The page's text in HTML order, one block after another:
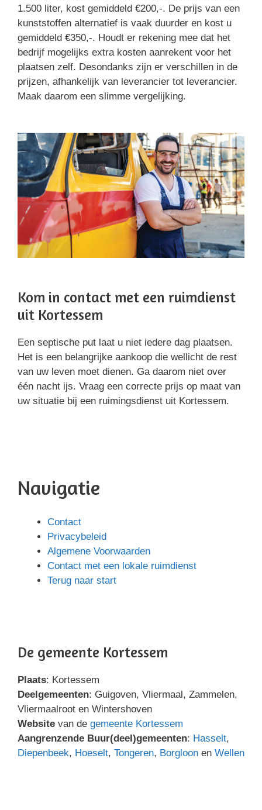
1.500 liter, kost gemiddeld €200,-. De prijs van een
kunststoffen alternatief is vaak duurder en kost u
gemiddeld €350,-. Houdt er rekening mee dat het
bedrijf mogelijks extra kosten aanrekent voor het
plaatsen zelf. Desondanks zijn er verschillen in de
prijzen, afhankelijk van leverancier tot leverancier.
Maak daarom een slimme vergelijking.
Kom in contact met een ruimdienst
uit Kortessem
Een septische put laat u niet iedere dag plaatsen.
Het is een belangrijke aankoop die wellicht de rest
van uw leven moet dienen. Ga daarom niet over
één nacht ijs. Vraag een correcte prijs op maat van
uw situatie bij een ruimingsdienst uit Kortessem.
Navigatie
Contact
Privacybeleid
Algemene Voorwaarden
Contact met een lokale ruimdienst
Terug naar start
De gemeente Kortessem
Plaats: Kortessem
Deelgemeenten: Guigoven, Vliermaal, Zammelen,
Vliermaalroot en Wintershoven
Website van de gemeente Kortessem
Aangrenzende Buur(deel)gemeenten: Hasselt,
Diepenbeek, Hoeselt, Tongeren, Borgloon en Wellen